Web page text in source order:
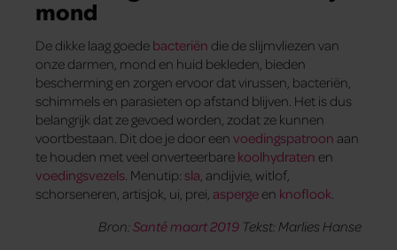
mond
De dikke laag goede bacteriën die de slijmvliezen van
onze darmen, mond en huid bekleden, bieden
bescherming en zorgen ervoor dat virussen, bacteriën,
schimmels en parasieten op afstand blijven. Het is dus
belangrijk dat ze gevoed worden, zodat ze kunnen
voortbestaan. Dit doe je door een voedingspatroon aan
te houden met veel onverteerbare koolhydraten en
voedingsvezels . Menutip: sla , andijvie, witlof,
schorseneren, artisjok, ui, prei, asperge en knoflook
Bron:Santé maart 2019 Tekst: Marlies Hanse